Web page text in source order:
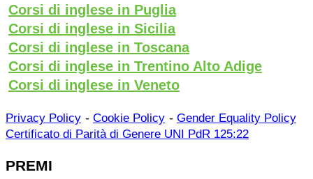
Corsi di inglese in Puglia
Corsi di inglese in Sicilia
Corsi di inglese in Toscana
Corsi di inglese in Trentino Alto Adige
Corsi di inglese in Veneto
Privacy Policy - Cookie Policy - Gender Equality Policy
Certificato di Parità di Genere UNI PdR 125:22
PREMI